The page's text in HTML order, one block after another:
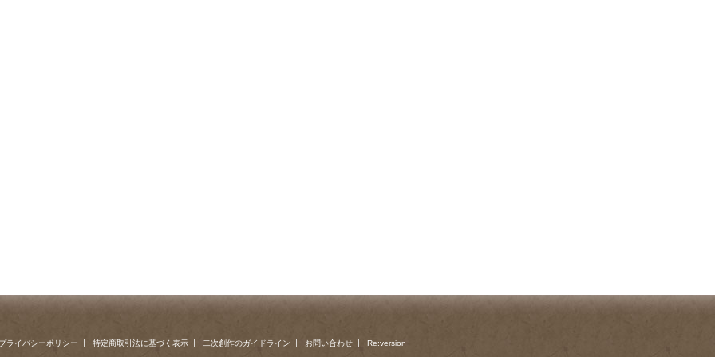
ライバシーポリシー 特定商取引法に基づく表示 二次創作のガイドライン お問い合わせ Re:version